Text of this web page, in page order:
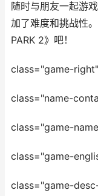
随时与朋友一起游
加了难度和挑战性
PARK 2》吧！
class="game-
class="name-
class="game-
class="game-
class="game-